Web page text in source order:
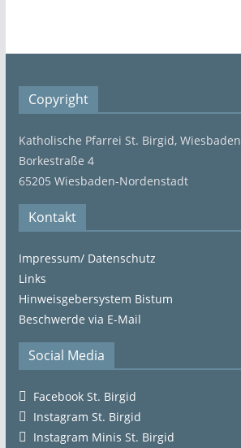
Copyright
Katholische Pfarrei St. Birgid, Wiesbaden
Borkestraße 4
65205 Wiesbaden-Nordenstadt
Kontakt
Impressum/ Datenschutz
Links
Hinweisgebersystem Bistum
Beschwerde via E-Mail
Social Media
Facebook St. Birgid
Instagram St. Birgid
Instagram Minis St. Birgid